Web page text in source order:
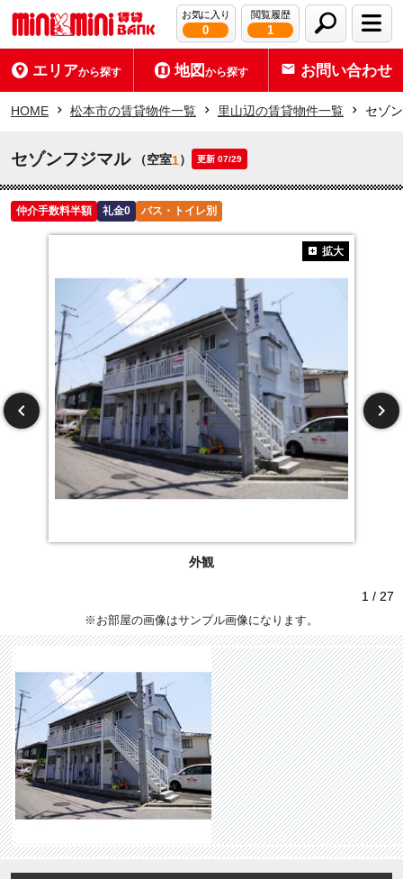
お気に入り
0
閲覧履歴
1
エリアから探す 地図から探す お問い合わせ
HOME 松本市の賃貸物件一覧 里山辺の賃貸物件一覧 セゾ
セゾンフジマル （空室1） 更新 07/29
仲介手数料半額 礼金0 バス・トイレ別
外観
拡大
1 / 27
※お部屋の画像はサンプル画像になります。